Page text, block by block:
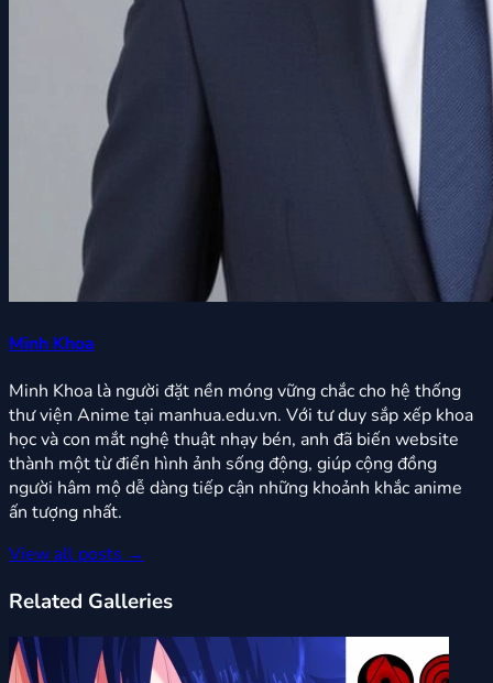
Minh Khoa
Minh Khoa là người đặt nền móng vững chắc cho hệ thống
thư viện Anime tại manhua.edu.vn. Với tư duy sắp xếp khoa
học và con mắt nghệ thuật nhạy bén, anh đã biến website
thành một từ điển hình ảnh sống động, giúp cộng đồng
người hâm mộ dễ dàng tiếp cận những khoảnh khắc anime
ấn tượng nhất.
View all posts →
Related Galleries